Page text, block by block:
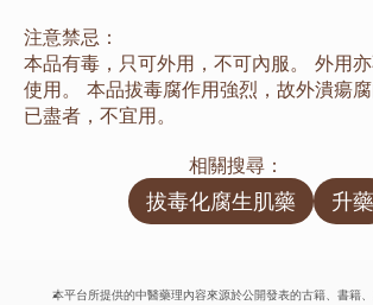
注意禁忌：
本品有毒，只可外用，不可內服。 外用
使用。 本品拔毒腐作用強烈，故外潰瘍
已盡者，不宜用。
相關搜尋：
拔毒化腐生肌藥 升藥
本平台所提供的中醫藥理內容來源於公開發表的古籍、書籍